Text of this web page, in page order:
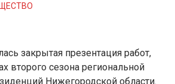
закрытая презентация работ,
второго сезона региональной
Нижегородской области.